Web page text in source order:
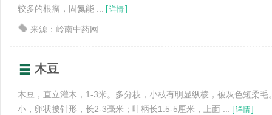
较多的根瘤，固氮能 ... [详情]
来源：岭南中药网
木豆
木豆，直立灌木，1-3米。多分枝，小枝有明显纵棱，被灰色短柔毛
小，卵状披针形，长2-3毫米；叶柄长1.5-5厘米，上面 ... [详情]